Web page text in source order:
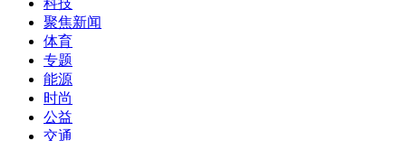
科技
聚焦新闻
体育
专题
能源
时尚
公益
交通